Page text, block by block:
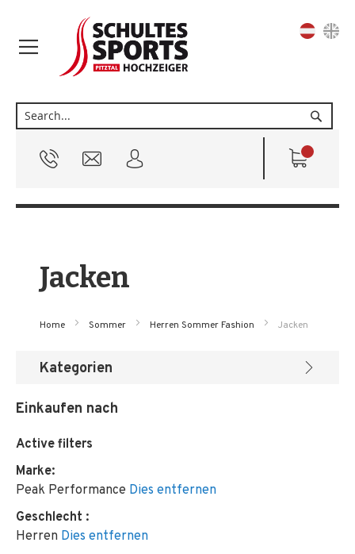
Suche
Sprache
Jacken
Home Sommer Herren Sommer Fashion Jacken
Kategorien
Einkaufen nach
Active filters
Marke
Peak Performance Dies entfernen
Geschlecht
Herren Dies entfernen